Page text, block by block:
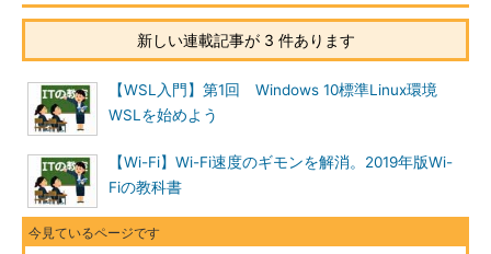
また、PCでも給電をUSB PDとしたものが増えてきている。
PCの場合、バッテリーの大容量化に応じて、電圧を上げて充放
電の電流を低く抑えることが行われてきた（電圧にかかわらず、
大電流が人体などに危険なため）。このために、USB標準の5V
は、電圧が低過ぎてPCの充電には向いていなかった。
しかしUSB PDでは、仕様上最大20Vを出力させることが可能
で、PCの電源にも利用可能になった。これまでにもサードパー
ティーのACアダプターは、販売されてきたが、メーカーや機種
新しい連載記事が 3 件あります
【WSL入門】第1回 Windows 10標準Linux環境
WSLを始めよう
【Wi-Fi】Wi-Fi速度のギモンを解消。2019年版Wi-
Fiの教科書